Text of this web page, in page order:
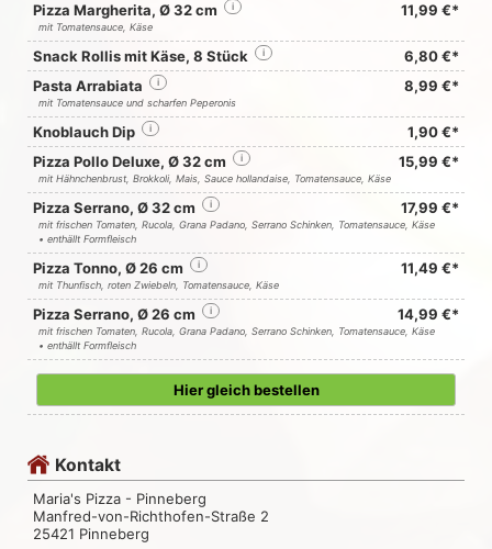
Pizza Margherita, Ø 32 cm i 11,99 €*
mit Tomatensauce, Käse
Snack Rollis mit Käse, 8 Stück i
6,80 €*
Pasta Arrabiata
i 8,99 €*
mit Tomatensauce und scharfen Peperonis
Knoblauch Dip i
1,90 €*
Pizza Pollo Deluxe, Ø 32 cm
i 15,99 €*
mit Hähnchenbrust, Brokkoli, Mais, Sauce hollandaise, Tomatensauce, Käse
Pizza Serrano, Ø 32 cm i 17,99 €*
mit frischen Tomaten, Rucola, Grana Padano, Serrano Schinken, Tomatensauce, Käse
• enthällt Formfleisch
Pizza Tonno, Ø 26 cm i 11,49 €*
mit Thunfisch, roten Zwiebeln, Tomatensauce, Käse
Pizza Serrano, Ø 26 cm i 14,99 €*
mit frischen Tomaten, Rucola, Grana Padano, Serrano Schinken, Tomatensauce, Käse
• enthällt Formfleisch
Hier gleich bestellen
Kontakt
Maria's Pizza - Pinneberg
Manfred-von-Richthofen-Straße 2
25421 Pinneberg